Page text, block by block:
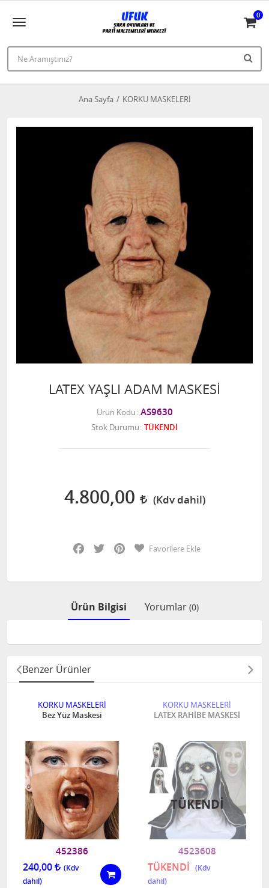
0
Ana Sayfa KORKU MASKELERİ
LATEX YAŞLI ADAM MASKESİ
Ürün Kodu AS9630
Stok Durumu TÜKENDİ
4.800,00
Facebook
Twitter PinterestFavorilere Ekle
Ürün Bilgisi Yorumlar (0)
Benzer Ürünler
KORKU MASKELERİ
Bez Yüz Maskesi
452386
240,00
KORKU MASKELERİ
LATEX RAHİBE MASKESİ
4523608
TÜKENDİ
TÜKENDI